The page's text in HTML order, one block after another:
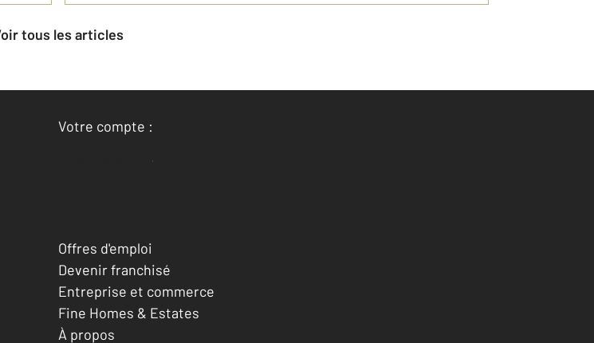
Voir tous les articles
Votre compte :
Accéder à mon compte
Offres d'emploi
Devenir franchisé
Entreprise et commerce
Fine Homes & Estates
À propos